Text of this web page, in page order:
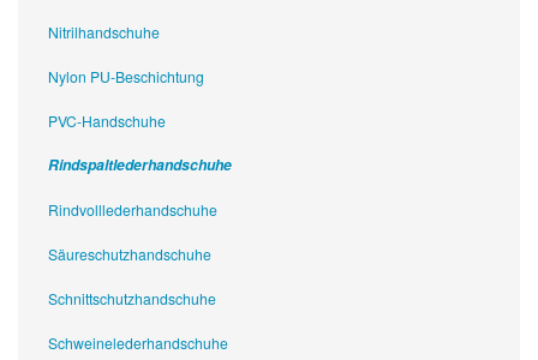
Nitrilhandschuhe
Nylon PU-Beschichtung
PVC-Handschuhe
Rindspaltlederhandschuhe
Rindvolllederhandschuhe
Säureschutzhandschuhe
Schnittschutzhandschuhe
Schweinelederhandschuhe